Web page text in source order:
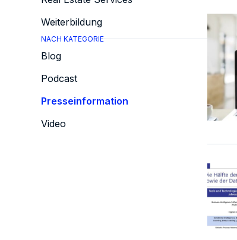
Weiterbildung
NACH KATEGORIE
Blog
Podcast
Presseinformation
Video